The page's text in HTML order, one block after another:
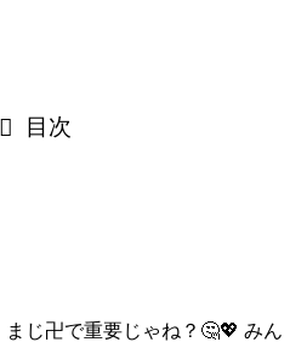
目次
じ卍で重要じゃね？🤔💖 みん